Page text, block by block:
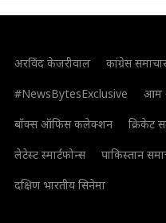
अरविंद केजरीवाल कांग्रेस
#NewsBytesExclusive
आम
बॉक्स ऑफिस कलेक्शन
क्रिकेट
लेटेस्ट स्मार्टफोन्स
पाकिस्तान
दक्षिण भारतीय सिनेमा